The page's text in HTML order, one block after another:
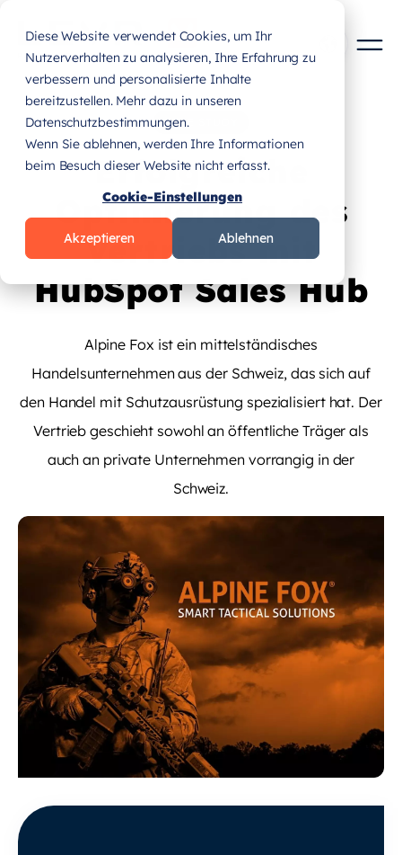
Diese Website verwendet Cookies, um Ihr
Nutzerverhalten zu analysieren, Ihre Erfahrung zu
verbessern und personalisierte Inhalte
bereitzustellen. Mehr dazu in unseren
Datenschutzbestimmungen.
Wenn Sie ablehnen, werden Ihre Informationen
beim Besuch dieser Website nicht erfasst.
Cookie-Einstellungen
Akzeptieren Ablehnen
CASE STUDY
Erfolgreiche
Optimierung des
Vertriebs mit
HubSpot Sales Hub
Alpine Fox ist ein mittelständisches
Handelsunternehmen aus der Schweiz, das sich auf
den Handel mit Schutzausrüstung spezialisiert hat. Der
Vertrieb geschieht sowohl an öffentliche Träger als
auch an private Unternehmen vorrangig in der
Schweiz.